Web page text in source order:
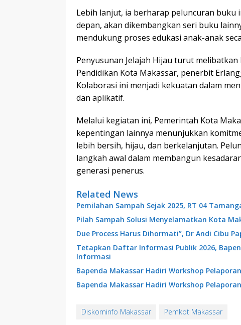
Lebih lanjut, ia berharap peluncuran buku
depan, akan dikembangkan seri buku
mendukung proses edukasi anak-anak
Penyusunan Jelajah Hijau turut
Pendidikan Kota Makassar, penerbit
Kolaborasi ini menjadi kekuatan dalam
dan aplikatif.
Melalui kegiatan ini, Pemerintah Kota
kepentingan lainnya menunjukkan
lebih bersih, hijau, dan berkelanjutan.
langkah awal dalam membangun
generasi penerus.
Related News
Pemilahan Sampah Sejak 2025, RT 04
Pilah Sampah Solusi Menyelamatkan Kota
Due Process Harus Dihormati”, Dr Andi Cibu
Tetapkan Daftar Informasi Publik 2026,
Informasi
Bapenda Makassar Hadiri Workshop
Bapenda Makassar Hadiri Workshop
Diskominfo Makassar Pemkot Makassar